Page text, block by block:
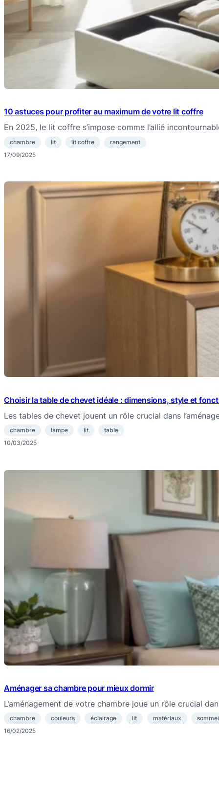
10 astuces pour profiter au maximum de votre lit coffre
En 2025, le lit coffre s’impose comme l’allié
chambre lit lit coffre
rangement
17/09/2025
Choisir la table de chevet idéale : dimensions, style et
Les tables de chevet jouent un rôle crucial dans
chambre lampe lit
table
10/03/2025
Aménager sa chambre pour mieux dormir
L’aménagement de votre chambre joue un rôle crucial
chambre couleurs éclairage lit matériaux
16/02/2025